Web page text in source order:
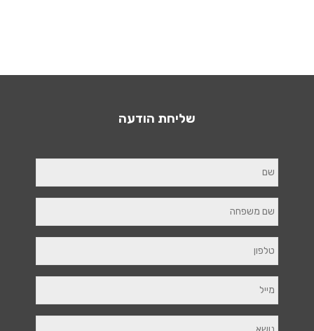
שליחת הודעה